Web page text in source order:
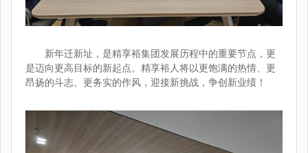
新年迁新址，是精享裕集团发展历程中的重要节点，更
是迈向更高目标的新起点。精享裕人将以更饱满的热情、更
昂扬的斗志、更务实的作风，迎接新挑战，争创新业绩！